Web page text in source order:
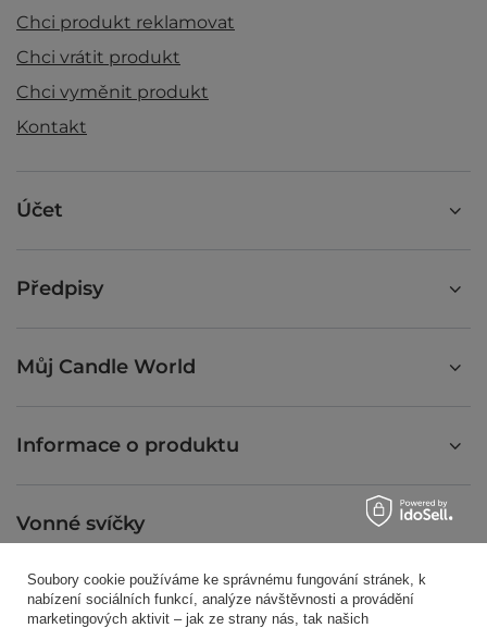
Chci produkt reklamovat
Chci vrátit produkt
Chci vyměnit produkt
Kontakt
Účet
Předpisy
Můj Candle World
Informace o produktu
Vonné svíčky
Zkratkou
Soubory cookie používáme ke správnému fungování stránek, k
nabízení sociálních funkcí, analýze návštěvnosti a provádění
marketingových aktivit – jak ze strany nás, tak našich